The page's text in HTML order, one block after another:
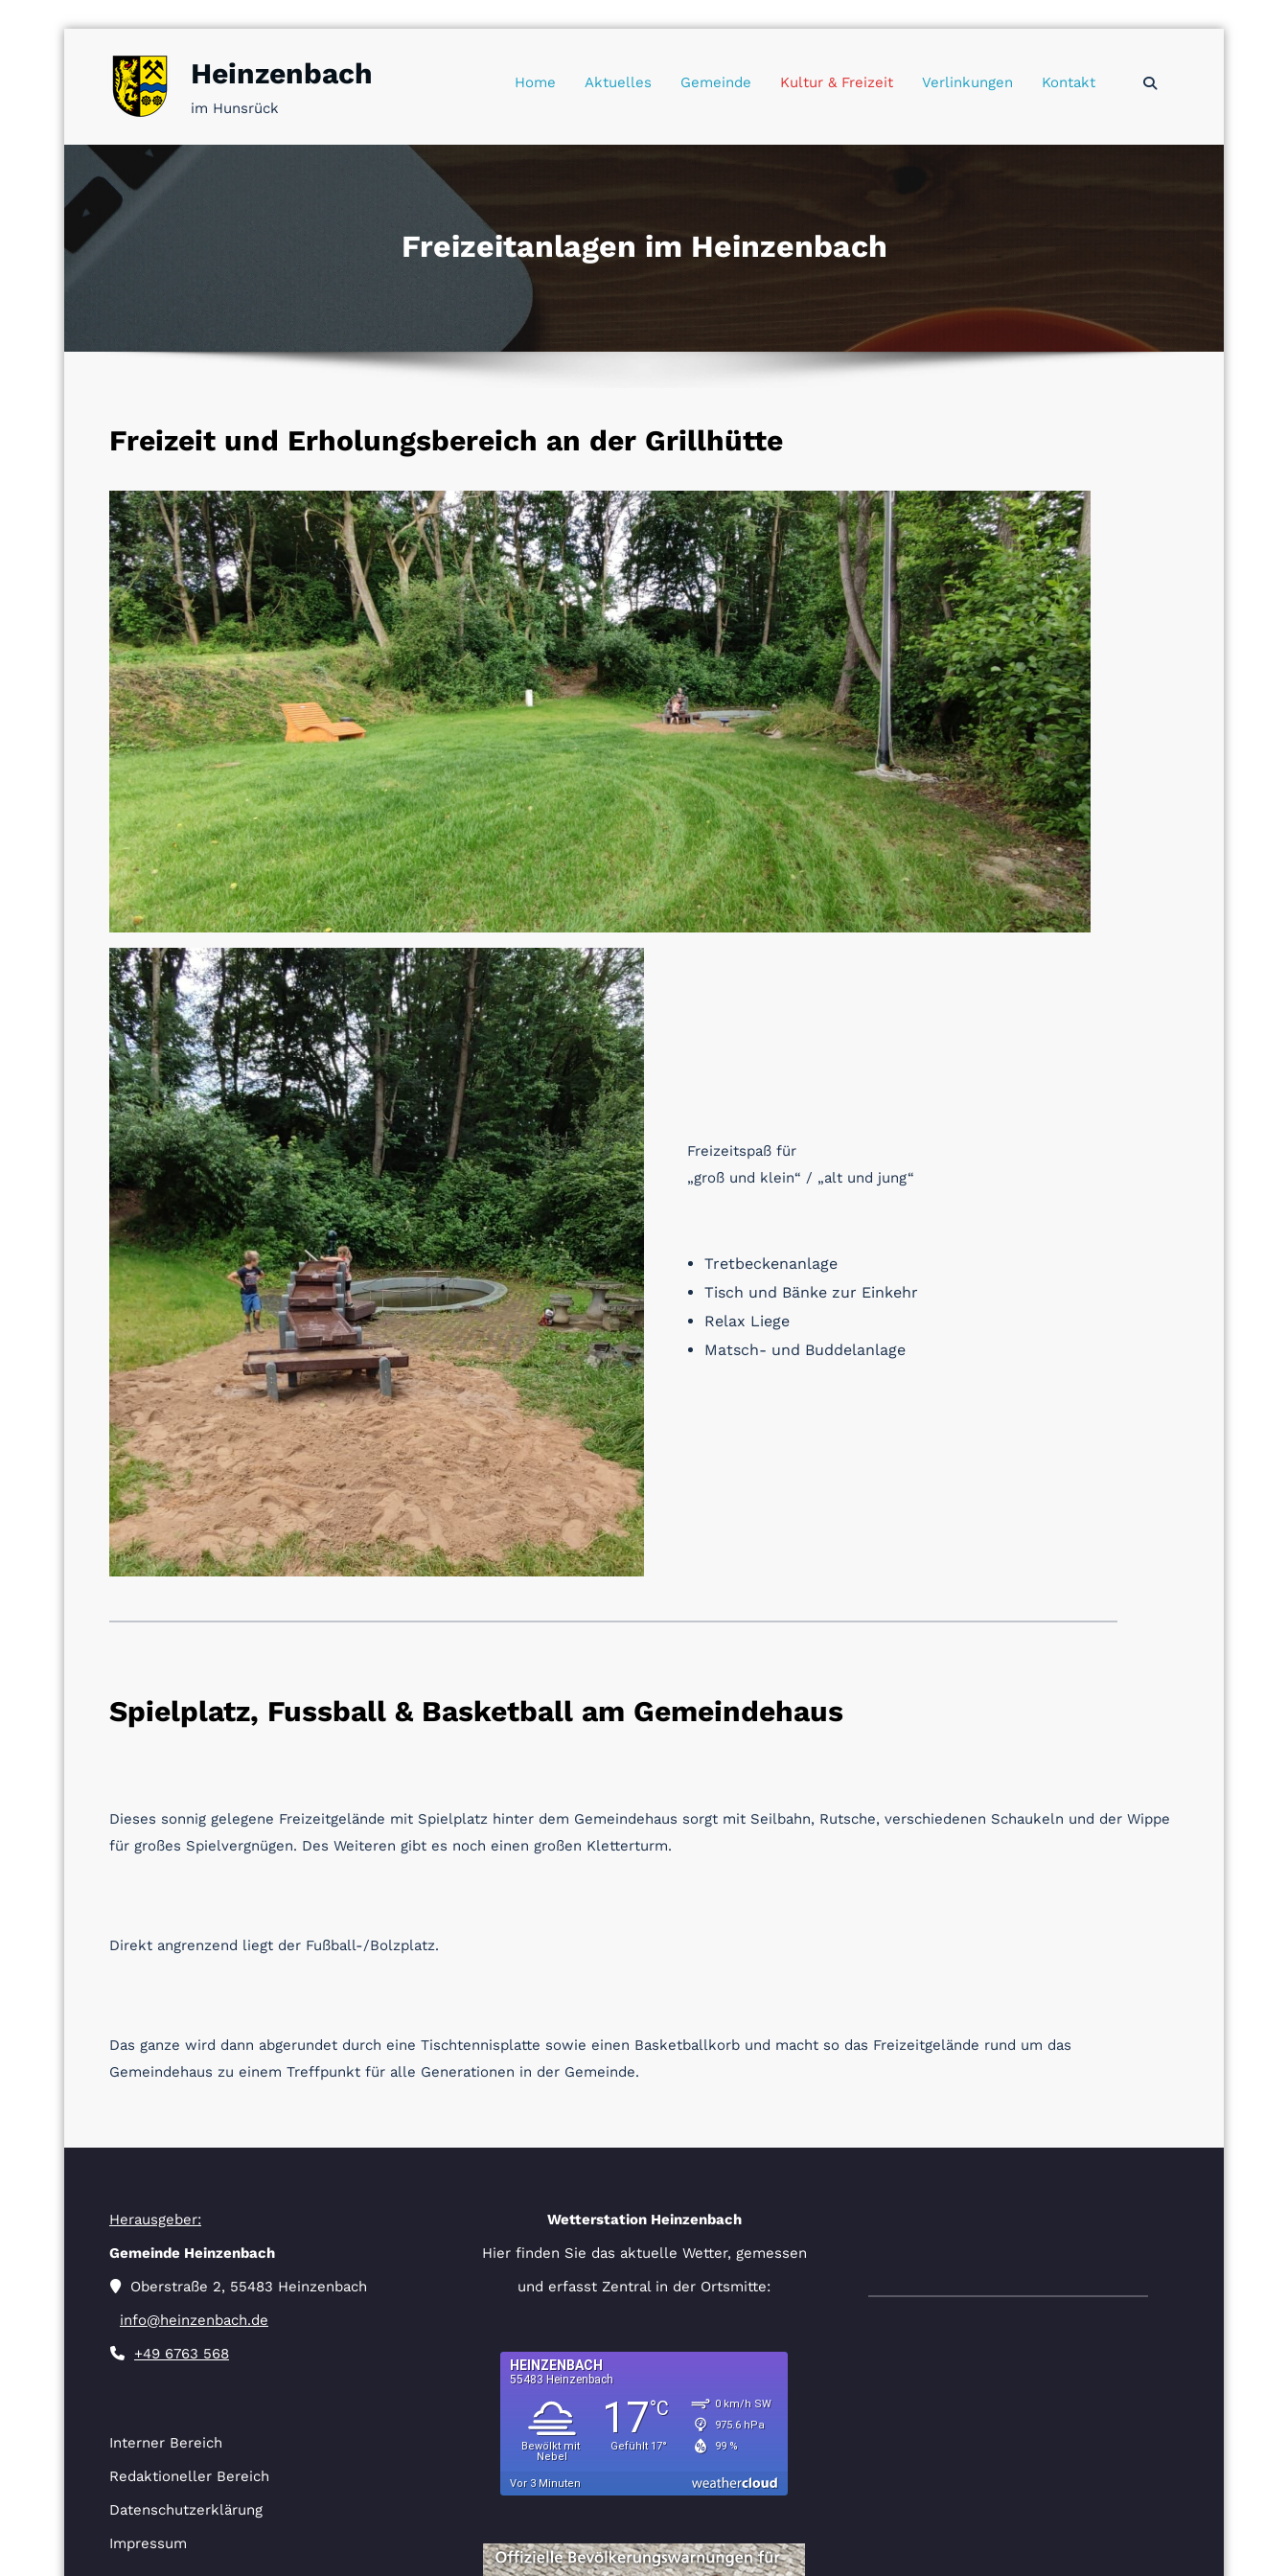
springen
Heinzenbach
im Hunsrück
Home Aktuelles Gemeinde Kultur & Freizeit Verlinkungen Kontakt
Freizeitanlagen im Heinzenbach
Freizeit und Erholungsbereich an der Grillhütte
Freizeitspaß für
„groß und klein“ / „alt und jung“
Tretbeckenanlage
Tisch und Bänke zur Einkehr
Relax Liege
Matsch- und Buddelanlage
Spielplatz, Fussball & Basketball am Gemeindehaus
Dieses sonnig gelegene Freizeitgelände mit Spielplatz hinter dem Gemeindehaus sorgt mit Seilbahn, Rutsche, verschiedenen Schaukeln und der Wippe
für großes Spielvergnügen. Des Weiteren gibt es noch einen großen Kletterturm.
Direkt angrenzend liegt der Fußball-/Bolzplatz.
Das ganze wird dann abgerundet durch eine Tischtennisplatte sowie einen Basketballkorb und macht so das Freizeitgelände rund um das
Gemeindehaus zu einem Treffpunkt für alle Generationen in der Gemeinde.
Herausgeber:
Gemeinde Heinzenbach
Oberstraße 2, 55483 Heinzenbach
info@heinzenbach.de
+49 6763 568
Interner Bereich
Redaktioneller Bereich
Datenschutzerklärung
Impressum
Wetterstation Heinzenbach
Hier finden Sie das aktuelle Wetter, gemessen
und erfasst Zentral in der Ortsmitte: